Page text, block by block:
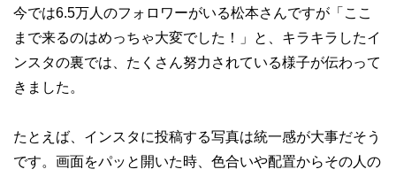
今では6.5万人のフォロワーがいる松本さんですが「ここ
まで来るのはめっちゃ大変でした！」と、キラキラしたイ
ンスタの裏では、たくさん努力されている様子が伝わって
きました。
たとえば、インスタに投稿する写真は統一感が大事だそう
です。画面をパッと開いた時、色合いや配置からその人の